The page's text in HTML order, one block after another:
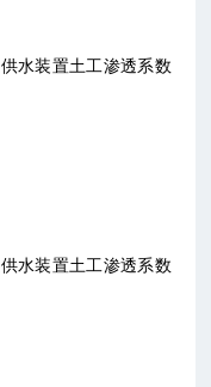
水装置土工渗透系数
水装置土工渗透系数